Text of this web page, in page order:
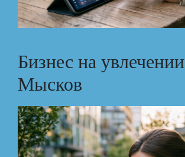
Бизнес на увлечении
Мысков